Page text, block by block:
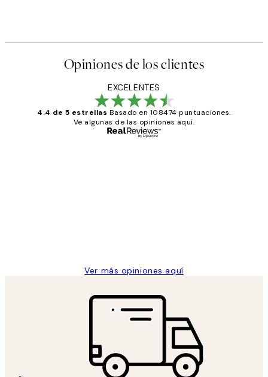
Opiniones de los clientes
EXCELENTES
4.4 de 5 estrellas Basado en 108474 puntuaciones.
Ve algunas de las opiniones aquí.
Ver más opiniones aquí